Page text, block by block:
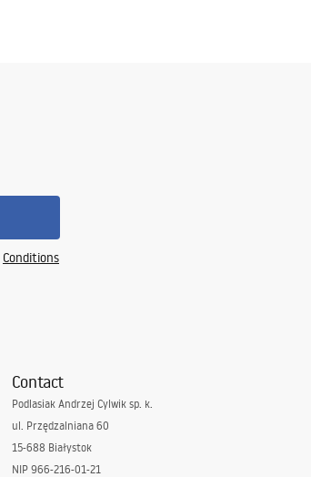
Conditions
Contact
Podlasiak Andrzej Cylwik sp. k.
ul. Przędzalniana 60
15-688 Białystok
NIP 966-216-01-21